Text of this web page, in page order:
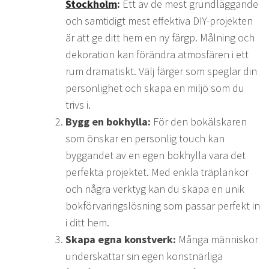
Stockholm: Ett av de mest grundläggande
och samtidigt mest effektiva DIY-projekten
är att ge ditt hem en ny färgp. Målning och
dekoration kan förändra atmosfären i ett
rum dramatiskt. Välj färger som speglar din
personlighet och skapa en miljö som du
trivs i.
Bygg en bokhylla: För den bokälskaren
som önskar en personlig touch kan
byggandet av en egen bokhylla vara det
perfekta projektet. Med enkla träplankor
och några verktyg kan du skapa en unik
bokförvaringslösning som passar perfekt in
i ditt hem.
Skapa egna konstverk: Många människor
underskattar sin egen konstnärliga